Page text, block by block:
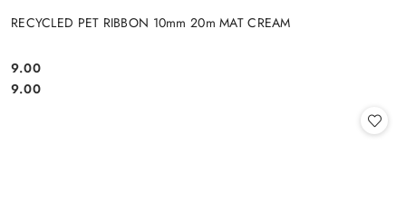
RECYCLED PET RIBBON 10mm 20m MAT CREAM
Cena:
9.00
Cena:
9.00